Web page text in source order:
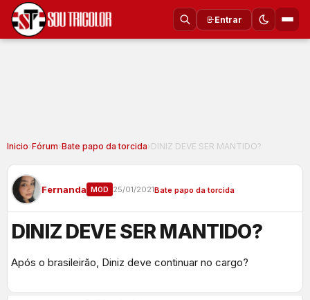
Entrar
Inicio›Fórum›Bate papo da torcida›DINIZ DEVE SER MANTIDO?
Fernanda MOD 25/01/2021Bate papo da torcida
DINIZ DEVE SER MANTIDO?
Após o brasileirão, Diniz deve continuar no cargo?